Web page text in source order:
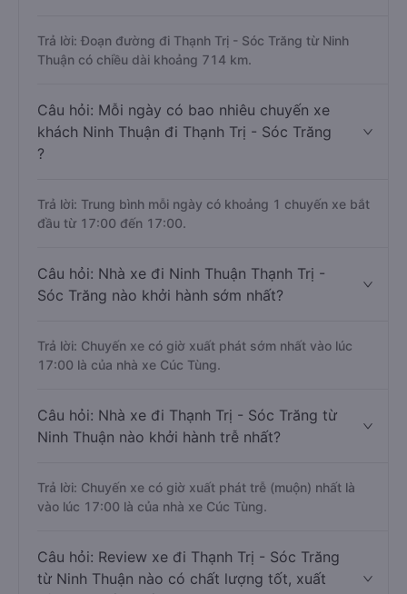
Trả lời: Đoạn đường đi Thạnh Trị - Sóc Trăng từ Ninh
Thuận có chiều dài khoảng 714 km.
Câu hỏi: Mỗi ngày có bao nhiêu chuyến xe
khách Ninh Thuận đi Thạnh Trị - Sóc Trăng
?
Trả lời: Trung bình mỗi ngày có khoảng 1 chuyến xe bắt
đầu từ 17:00 đến 17:00.
Câu hỏi: Nhà xe đi Ninh Thuận Thạnh Trị -
Sóc Trăng nào khởi hành sớm nhất?
Trả lời: Chuyến xe có giờ xuất phát sớm nhất vào lúc
17:00 là của nhà xe Cúc Tùng.
Câu hỏi: Nhà xe đi Thạnh Trị - Sóc Trăng từ
Ninh Thuận nào khởi hành trễ nhất?
Trả lời: Chuyến xe có giờ xuất phát trễ (muộn) nhất là
vào lúc 17:00 là của nhà xe Cúc Tùng.
Câu hỏi: Review xe đi Thạnh Trị - Sóc Trăng
từ Ninh Thuận nào có chất lượng tốt, xuất